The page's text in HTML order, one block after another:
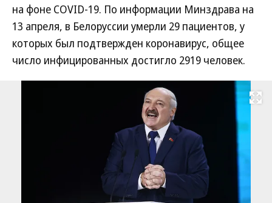
на фоне COVID-19. По информации Минздрава на
13 апреля, в Белоруссии умерли 29 пациентов, у
которых был подтвержден коронавирус, общее
число инфицированных достигло 2919 человек.
Развернуть